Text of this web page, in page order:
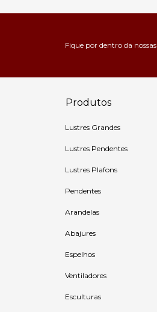
Fique por dentro da
Produtos
Lustres Grandes
Lustres Pendentes
Lustres Plafons
Pendentes
Arandelas
Abajures
Espelhos
Ventiladores
Esculturas